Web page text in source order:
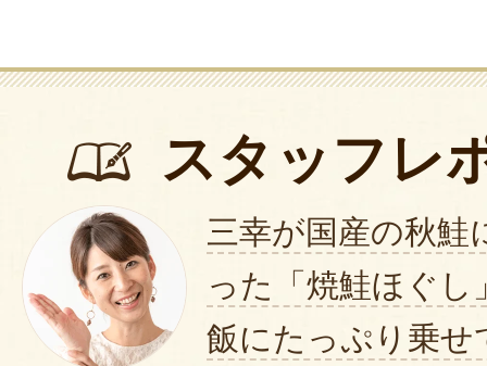
スタッフレ
三幸が国産の秋鮭
った「焼鮭ほぐ
飯にたっぷり乗せ